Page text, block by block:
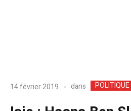
14 février 2019 dans POLITIQUE